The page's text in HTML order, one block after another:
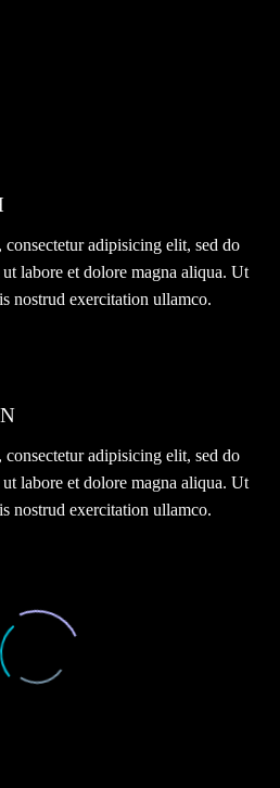
adipisicing elit, sed do
labore et dolore magna aliqua. Ut
nostrud exercitation ullamco.
adipisicing elit, sed do
labore et dolore magna aliqua. Ut
nostrud exercitation ullamco.